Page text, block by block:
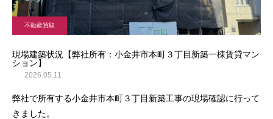
ウィズの利益還元
不動産買取
現場建築状況【弊社所有：小金井市本町３丁目新築一棟賃貸マン
ション】
2026.05.11
弊社で所有する小金井市本町３丁目新築工事の現場確認に行って
きました。